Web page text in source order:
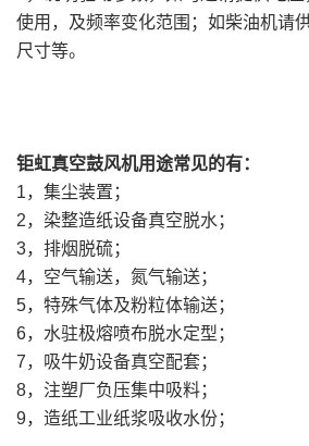
使用，及频率变化范围；如柴油机请
尺寸等。
钜虹真空鼓风机用途常见的有：
1，集尘装置；
2，染整造纸设备真空脱水；
3，排烟脱硫；
4，空气输送，氮气输送；
5，特殊气体及粉粒体输送；
6，水驻极熔喷布脱水定型；
7，吸牛奶设备真空配套；
8，注塑厂负压集中吸料；
9，造纸工业纸浆吸收水份；